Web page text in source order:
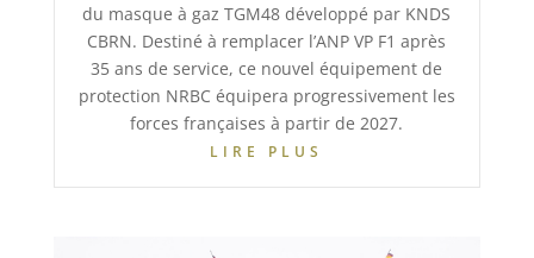
du masque à gaz TGM48 développé par KNDS
CBRN. Destiné à remplacer l’ANP VP F1 après
35 ans de service, ce nouvel équipement de
protection NRBC équipera progressivement les
forces françaises à partir de 2027.
LIRE PLUS